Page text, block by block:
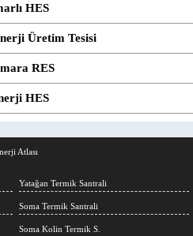
HES
Üretim Tesisi
RES
HES
Atlası
Yatağan Termik Santrali
Soma Termik Santrali
Soma Kolin Termik S.